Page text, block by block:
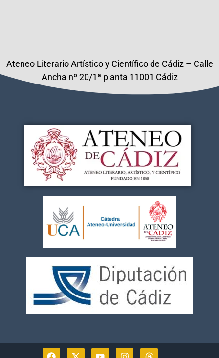
Ateneo Literario Artístico y Científico de Cádiz – Calle
Ancha nº 20/1ª planta 11001 Cádiz